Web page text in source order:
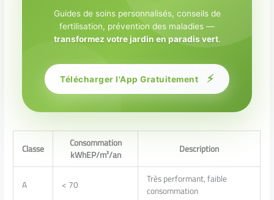
Guides de soins personnalisés, conseils de
fertilisation, prévention des maladies —
transformez votre jardin en paradis vert.
Télécharger l'App Gratuitement ⚡
Classe Consommation
kWhEP/m²/an Description
A < 70 Très performant, faible
consommation